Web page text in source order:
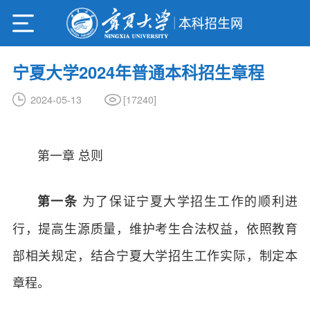
宁夏大学2024年普通本科招生章程
2024-05-13 [17240]
第一章 总则
第一条 为了保证宁夏大学招生工作的顺利进
行，提高生源质量，维护考生合法权益，依照教育
部相关规定，结合宁夏大学招生工作实际，制定本
章程。